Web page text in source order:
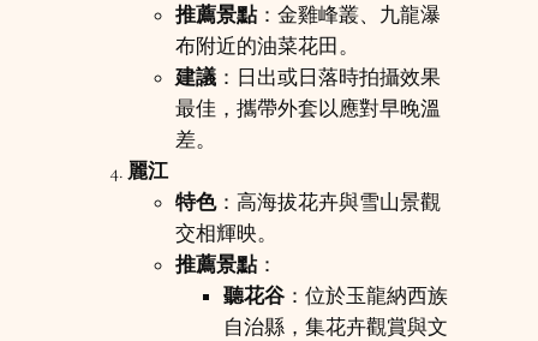
推薦景點：金雞峰叢、九龍瀑
布附近的油菜花田。
建議 ：日出或日落時拍攝效果
最佳，攜帶外套以應對早晚溫
差。
麗江
特色：高海拔花卉與雪山景觀
交相輝映。
推薦景點：
聽花谷 ：位於玉龍納西族
自治縣，集花卉觀賞與文